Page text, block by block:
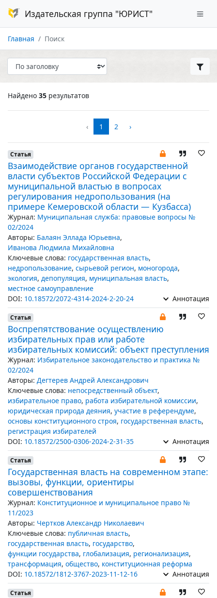
Издательская группа "ЮРИСТ"
Главная Поиск
Найдено 35 результатов
‹ 1 2 ›
Статья
Взаимодействие органов государственной
власти субъектов Российской Федерации с
муниципальной властью в вопросах
регулирования недропользования (на
примере Кемеровской области — Кузбасса)
Журнал: Муниципальная служба: правовые вопросы №
02/2024
Авторы: Балаян Эллада Юрьевна,
Иванова Людмила Михайловна
Ключевые слова: государственная власть,
недропользование, сырьевой регион, моногорода,
экология, депопуляция, муниципальная власть,
местное самоуправление
DOI: 10.18572/2072-4314-2024-2-20-24 Аннотация
Статья
Воспрепятствование осуществлению
избирательных прав или работе
избирательных комиссий: объект преступления
Журнал: Избирательное законодательство и практика №
02/2024
Авторы: Дегтерев Андрей Александрович
Ключевые слова: непосредственный объект,
избирательное право, работа избирательной комиссии,
юридическая природа деяния, участие в референдуме,
основы конституционного строя, государственная власть,
регистрация избирателей
DOI: 10.18572/2500-0306-2024-2-31-35 Аннотация
Статья
Государственная власть на современном этапе:
вызовы, функции, ориентиры
совершенствования
Журнал: Конституционное и муниципальное право №
11/2023
Авторы: Чертков Александр Николаевич
Ключевые слова: публичная власть,
государственная власть, государство,
функции государства, глобализация, регионализация,
трансформация, общество, конституционная реформа
DOI: 10.18572/1812-3767-2023-11-12-16 Аннотация
Статья